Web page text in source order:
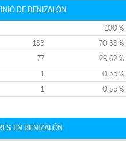
DE BENIZALÓN
100 %
183 70,38 %
77 29,62 %
1 0,55 %
1 0,55 %
EN BENIZALÓN